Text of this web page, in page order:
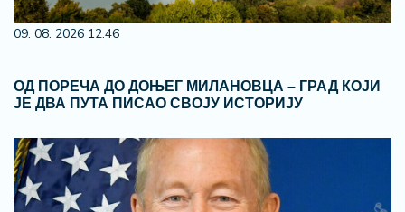
09. 08. 2026 12:46
ОД ПОРЕЧА ДО ДОЊЕГ МИЛАНОВЦА – ГРАД КОЈИ
ЈЕ ДВА ПУТА ПИСАО СВОЈУ ИСТОРИЈУ